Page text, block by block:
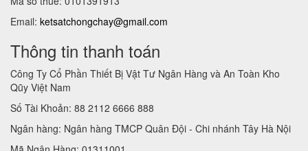
Email: ketsatchongchay@gmail.com
Thông tin thanh toán
Công Ty Cổ Phần Thiết Bị Vật Tư Ngân Hàng và An Toàn Kho
Qũy Việt Nam
Số Tài Khoản: 88 2112 6666 888
Ngân hàng: Ngân hàng TMCP Quân Đội - Chi nhánh Tây Hà Nội